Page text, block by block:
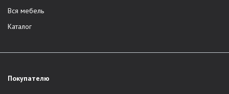
Вся мебель
Каталог
Покупателю